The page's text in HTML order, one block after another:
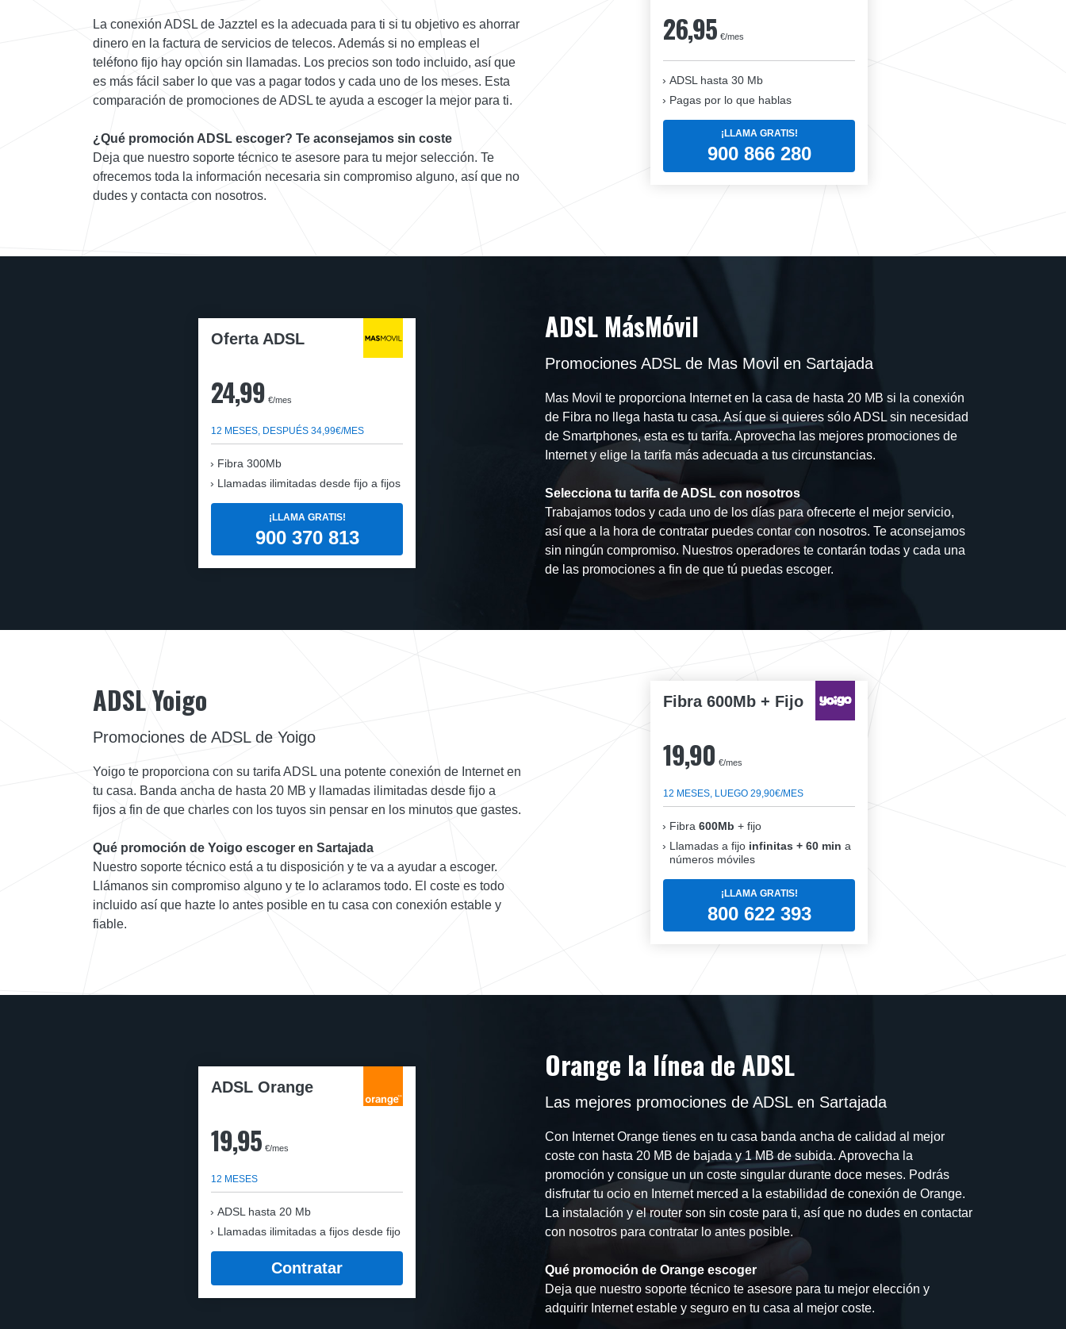
26,95 €/mes
ADSL hasta 30 Mb
Pagas por lo que hablas
¡LLAMA GRATIS!
900 866 280
La conexión ADSL de Jazztel es la adecuada para ti si tu objetivo es ahorrar
dinero en la factura de servicios de telecos. Además si no empleas el
teléfono fijo hay opción sin llamadas. Los precios son todo incluido, así que
es más fácil saber lo que vas a pagar todos y cada uno de los meses. Esta
comparación de promociones de ADSL te ayuda a escoger la mejor para ti.
¿Qué promoción ADSL escoger? Te aconsejamos sin coste
Deja que nuestro soporte técnico te asesore para tu mejor selección. Te
ofrecemos toda la información necesaria sin compromiso alguno, así que no
dudes y contacta con nosotros.
Oferta ADSL
24,99 €/mes
12 MESES, DESPUÉS 34,99€/MES
Fibra 300Mb
Llamadas ilimitadas desde fijo a fijos
¡LLAMA GRATIS!
900 370 813
ADSL MásMóvil
Promociones ADSL de Mas Movil en Sartajada
Mas Movil te proporciona Internet en la casa de hasta 20 MB si la conexión
de Fibra no llega hasta tu casa. Así que si quieres sólo ADSL sin necesidad
de Smartphones, esta es tu tarifa. Aprovecha las mejores promociones de
Internet y elige la tarifa más adecuada a tus circunstancias.
Selecciona tu tarifa de ADSL con nosotros
Trabajamos todos y cada uno de los días para ofrecerte el mejor servicio,
así que a la hora de contratar puedes contar con nosotros. Te aconsejamos
sin ningún compromiso. Nuestros operadores te contarán todas y cada una
de las promociones a fin de que tú puedas escoger.
Fibra 600Mb + Fijo
19,90 €/mes
12 MESES, LUEGO 29,90€/MES
Fibra 600Mb + fijo
Llamadas a fijo infinitas + 60 min a
números móviles
¡LLAMA GRATIS!
800 622 393
ADSL Yoigo
Promociones de ADSL de Yoigo
Yoigo te proporciona con su tarifa ADSL una potente conexión de Internet en
tu casa. Banda ancha de hasta 20 MB y llamadas ilimitadas desde fijo a
fijos a fin de que charles con los tuyos sin pensar en los minutos que gastes.
Qué promoción de Yoigo escoger en Sartajada
Nuestro soporte técnico está a tu disposición y te va a ayudar a escoger.
Llámanos sin compromiso alguno y te lo aclaramos todo. El coste es todo
incluido así que hazte lo antes posible en tu casa con conexión estable y
fiable.
ADSL Orange
19,95 €/mes
12 MESES
ADSL hasta 20 Mb
Llamadas ilimitadas a fijos desde fijo
Contratar
Orange la línea de ADSL
Las mejores promociones de ADSL en Sartajada
Con Internet Orange tienes en tu casa banda ancha de calidad al mejor
coste con hasta 20 MB de bajada y 1 MB de subida. Aprovecha la
promoción y consigue un un coste singular durante doce meses. Podrás
disfrutar tu ocio en Internet merced a la estabilidad de conexión de Orange.
La instalación y el router son sin coste para ti, así que no dudes en contactar
con nosotros para contratar lo antes posible.
Qué promoción de Orange escoger
Deja que nuestro soporte técnico te asesore para tu mejor elección y
adquirir Internet estable y seguro en tu casa al mejor coste.